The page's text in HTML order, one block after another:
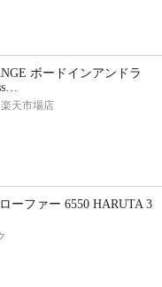
ボードインアンドラ
天市場店
ーファー 6550 HARUTA 3